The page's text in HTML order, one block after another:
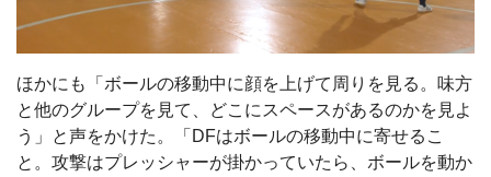
ほかにも「ボールの移動中に顔を上げて周りを見る。味方
と他のグループを見て、どこにスペースがあるのかを見よ
う」と声をかけた。「DFはボールの移動中に寄せるこ
と。攻撃はプレッシャーが掛かっていたら、ボールを動か